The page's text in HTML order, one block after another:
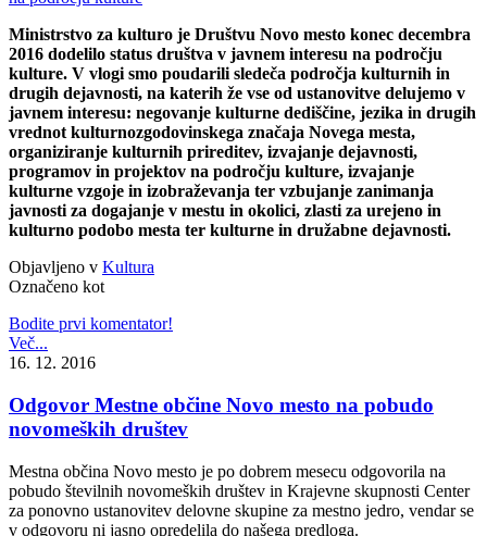
Ministrstvo za kulturo je Društvu Novo mesto konec decembra
2016 dodelilo status društva v javnem interesu na področju
kulture. V vlogi smo poudarili sledeča področja kulturnih in
drugih dejavnosti, na katerih že vse od ustanovitve delujemo v
javnem interesu: negovanje kulturne dediščine, jezika in drugih
vrednot kulturnozgodovinskega značaja Novega mesta,
organiziranje kulturnih prireditev, izvajanje dejavnosti,
programov in projektov na področju kulture, izvajanje
kulturne vzgoje in izobraževanja ter vzbujanje zanimanja
javnosti za dogajanje v mestu in okolici, zlasti za urejeno in
kulturno podobo mesta ter kulturne in družabne dejavnosti.
Objavljeno v Kultura
Označeno kot
Bodite prvi komentator!
Več...
16. 12. 2016
Odgovor Mestne občine Novo mesto na pobudo
novomeških društev
Mestna občina Novo mesto je po dobrem mesecu odgovorila na
pobudo številnih novomeških društev in Krajevne skupnosti Center
za ponovno ustanovitev delovne skupine za mestno jedro, vendar se
v odgovoru ni jasno opredelila do našega predloga.